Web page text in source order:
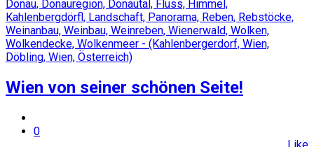
Wien von seiner schönen Seite!
0
Like